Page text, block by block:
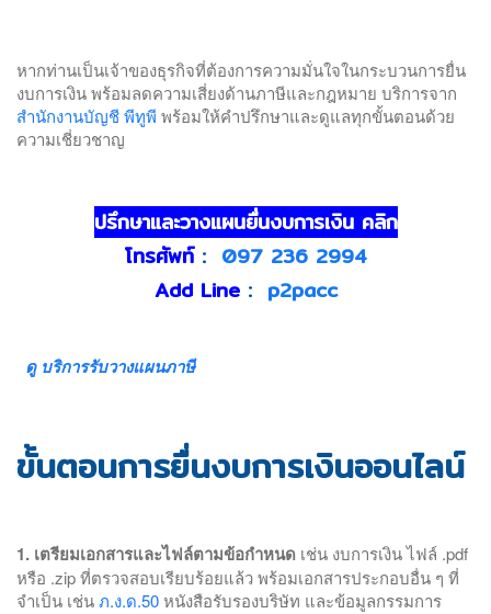
หากท่านเป็นเจ้าของธุรกิจที่ต้องการความมั่นใจในกระบวนการยื่น
งบการเงิน พร้อมลดความเสี่ยงด้านภาษีและกฎหมาย บริการจาก
สำนักงานบัญชี พีทูพี พร้อมให้คำปรึกษาและดูแลทุกขั้นตอนด้วย
ความเชี่ยวชาญ
ปรึกษาและวางแผนยื่นงบการเงิน คลิก
โทรศัพท์: 097 236 2994
Add Line: p2pacc
ดู บริการรับวางแผนภาษี
ขั้นตอนการยื่นงบการเงินออนไลน์
1. เตรียมเอกสารและไฟล์ตามข้อกำหนด เช่น งบการเงิน ไฟล์ .pdf
หรือ .zip ที่ตรวจสอบเรียบร้อยแล้ว พร้อมเอกสารประกอบอื่น ๆ ที่
จำเป็น เช่นภ.ง.ด.50หนังสือรับรองบริษัท และข้อมูลกรรมการ